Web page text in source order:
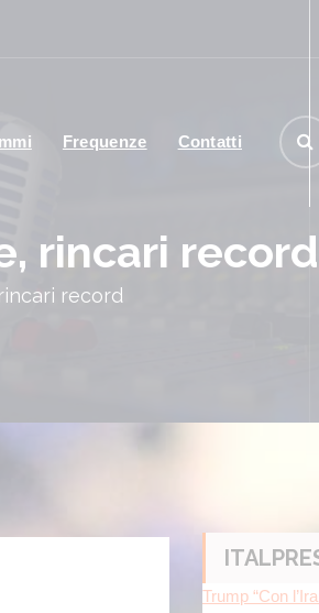
Frequenze Contatti
rincari record
record
Trump “Con